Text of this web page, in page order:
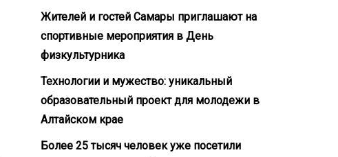
Жителей и гостей Самары приглашают на
спортивные мероприятия в День
физкультурника
Технологии и мужество: уникальный
образовательный проект для молодежи в
Алтайском крае
Более 25 тысяч человек уже посетили